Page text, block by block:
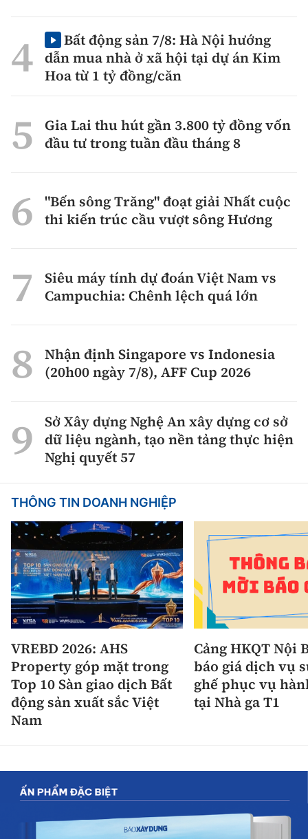
Bất động sản 7/8: Hà Nội hướng
dẫn mua nhà ở xã hội tại dự án Kim
Hoa từ 1 tỷ đồng/căn
Gia Lai thu hút gần 3.800 tỷ đồng vốn
đầu tư trong tuần đầu tháng 8
"Bến sông Trăng" đoạt giải Nhất cuộc
thi kiến trúc cầu vượt sông Hương
Siêu máy tính dự đoán Việt Nam vs
Campuchia: Chênh lệch quá lớn
Nhận định Singapore vs Indonesia
(20h00 ngày 7/8), AFF Cup 2026
Sở Xây dựng Nghệ An xây dựng cơ sở
dữ liệu ngành, tạo nền tảng thực hiện
Nghị quyết 57
THÔNG TIN DOANH NGHIỆP
VREBD 2026: AHS
Property góp mặt trong
Top 10 Sàn giao dịch Bất
động sản xuất sắc Việt
Nam
Cảng HKQT Nội
báo giá dịch vụ
ghế phục vụ
tại Nhà ga T1